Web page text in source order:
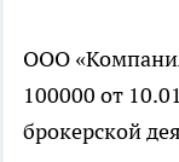
ООО
100000 от
брокерской